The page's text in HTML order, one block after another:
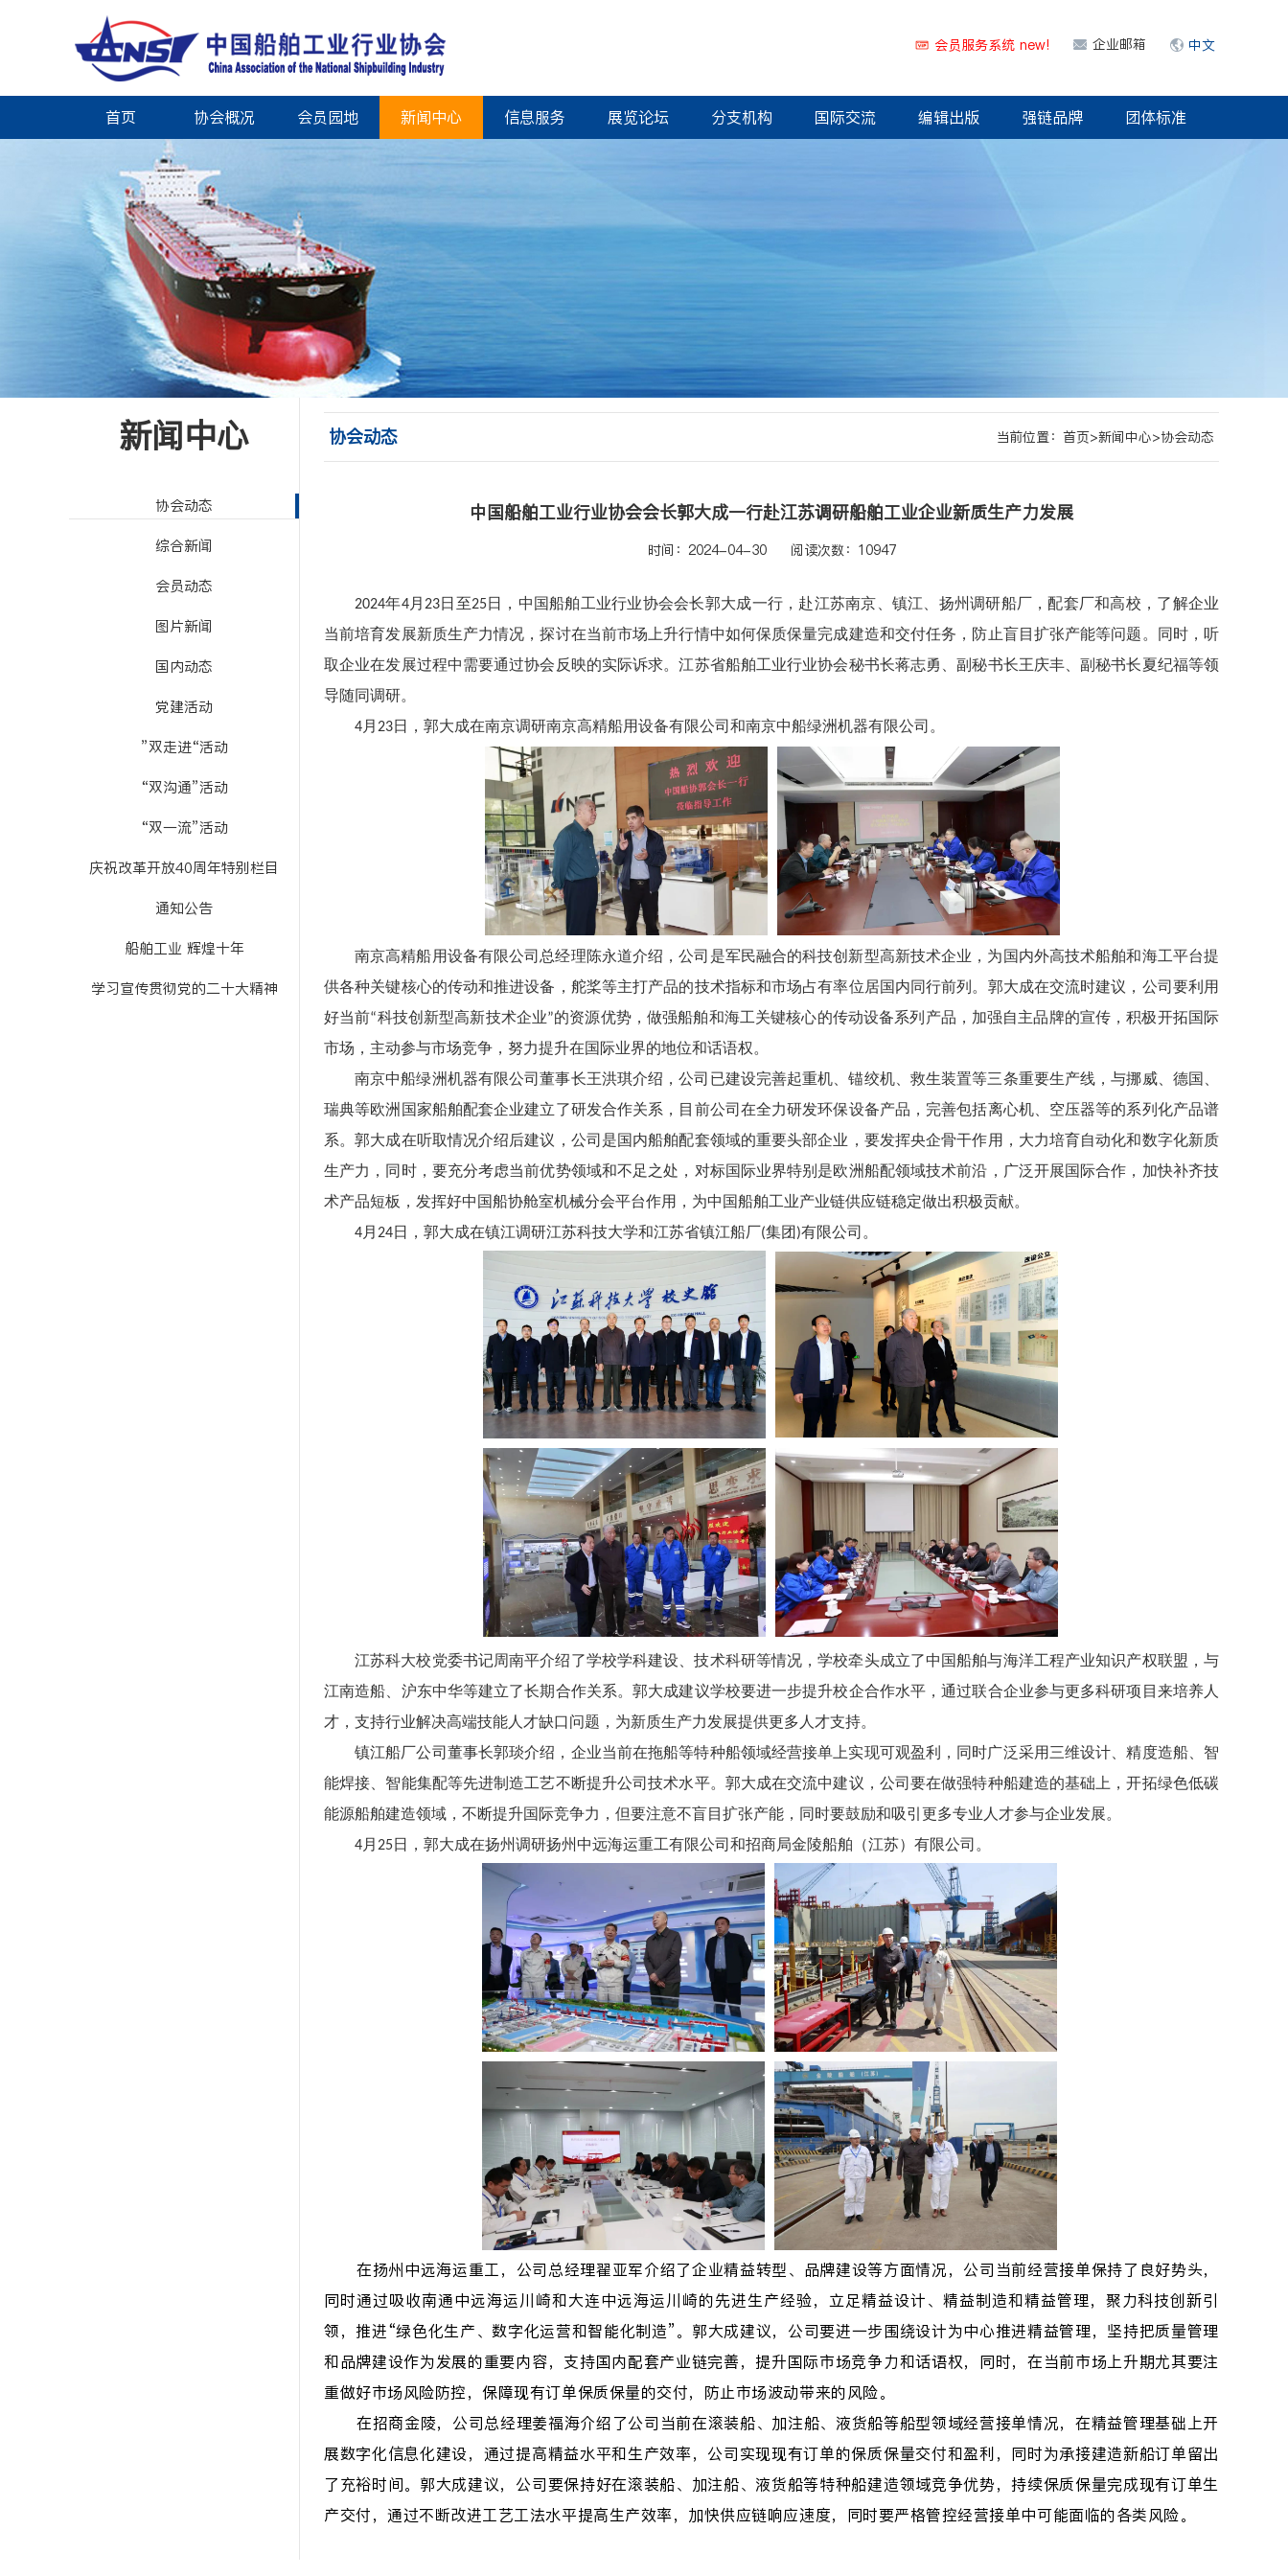
会员服务系统 new! 企业邮箱 中文
首页 协会概况 会员园地 新闻中心 信息服务 展览论坛 分支机构 国际交流 编辑出版 强链品牌 团体标准
新闻中心
协会动态
综合新闻
会员动态
图片新闻
国内动态
党建活动
”双走进“活动
“双沟通”活动
“双一流”活动
庆祝改革开放40周年特别栏目
通知公告
船舶工业 辉煌十年
学习宣传贯彻党的二十大精神
当前位置： 首页>新闻中心>协会动态
协会动态
中国船舶工业行业协会会长郭大成一行赴江苏调研船舶工业企业新质生产力发展
时间：2024-04-30 阅读次数：10947
2024年4月 23日至25日，中国船舶工业行业协会会长郭大成一行，赴江苏南京、镇江、扬州调研船厂，配套厂和高校，了解企业
当前培育发展新质生产力情况，探讨在当前市场上升行情中如何保质保量完成建造和交付任务，防止盲目扩张产能等问题。同时，听
取企业在发展过程中需要通过协会反映的实际诉求。江苏省船舶工业行业协会秘书长蒋志勇、副秘书长王庆丰、副秘书长夏纪福等领
导随同调研。
4月 23日，郭大成在南京调研南京高精船用设备有限公司和南京中船绿洲机器有限公司。
南京高精船用设备有限公司总经理陈永道介绍，公司是军民融合的科技创新型高新技术企业，为国内外高技术船舶和海工平台提
供各种关键核心的传动和推进设备，舵桨等主打产品的技术指标和市场占有率位居国内同行前列。郭大成在交流时建议，公司要利用
好当前“科技创新型高新技术企业”的资源优势，做强船舶和海工关键核心的传动设备系列产品，加强自主品牌的宣传，积极开拓国际
市场，主动参与市场竞争，努力提升在国际业界的地位和话语权。
南京中船绿洲机器有限公司董事长王洪琪介绍，公司已建设完善起重机、锚绞机、救生装置等三条重要生产线，与挪威、德国、
瑞典等欧洲国家船舶配套企业建立了研发合作关系，目前公司在全力研发环保设备产品，完善包括离心机、空压器等的系列化产品谱
系。郭大成在听取情况介绍后建议，公司是国内船舶配套领域的重要头部企业，要发挥央企骨干作用，大力培育自动化和数字化新质
生产力，同时，要充分考虑当前优势领域和不足之处，对标国际业界特别是欧洲船配领域技术前沿，广泛开展国际合作，加快补齐技
术产品短板，发挥好中国船协舱室机械分会平台作用，为中国船舶工业产业链供应链稳定做出积极贡献。
4月 24日，郭大成在镇江调研江苏科技大学和江苏省镇江船厂(集团 )有限公司。
江苏科大校党委书记周南平介绍了学校学科建设、技术科研等情况，学校牵头成立了中国船舶与海洋工程产业知识产权联盟，与
江南造船、沪东中华等建立了长期合作关系。郭大成建议学校要进一步提升校企合作水平，通过联合企业参与更多科研项目来培养人
才，支持行业解决高端技能人才缺口问题，为新质生产力发展提供更多人才支持。
镇江船厂公司董事长郭琰介绍，企业当前在拖船等特种船领域经营接单上实现可观盈利，同时广泛采用三维设计、精度造船、智
能焊接、智能集配等先进制造工艺不断提升公司技术水平。郭大成在交流中建议，公司要在做强特种船建造的基础上，开拓绿色低碳
能源船舶建造领域，不断提升国际竞争力，但要注意不盲目扩张产能，同时要鼓励和吸引更多专业人才参与企业发展。
4月 25日，郭大成在扬州调研扬州中远海运重工有限公司和招商局金陵船舶（江苏）有限公司。
在扬州中远海运重工，公司总经理翟亚军介绍了企业精益转型、品牌建设等方面情况，公司当前经营接单保持了良好势头，
同时通过吸收南通中远海运川崎和大连中远海运川崎的先进生产经验，立足精益设计、精益制造和精益管理，聚力科技创新引
领，推进“绿色化生产、数字化运营和智能化制造”。郭大成建议，公司要进一步围绕设计为中心推进精益管理，坚持把质量管理
和品牌建设作为发展的重要内容，支持国内配套产业链完善，提升国际市场竞争力和话语权，同时，在当前市场上升期尤其要注
重做好市场风险防控，保障现有订单保质保量的交付，防止市场波动带来的风险。
在招商金陵，公司总经理姜福海介绍了公司当前在滚装船、加注船、液货船等船型领域经营接单情况，在精益管理基础上开
展数字化信息化建设，通过提高精益水平和生产效率，公司实现现有订单的保质保量交付和盈利，同时为承接建造新船订单留出
了充裕时间。郭大成建议，公司要保持好在滚装船、加注船、液货船等特种船建造领域竞争优势，持续保质保量完成现有订单生
产交付，通过不断改进工艺工法水平提高生产效率，加快供应链响应速度，同时要严格管控经营接单中可能面临的各类风险。